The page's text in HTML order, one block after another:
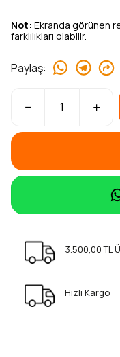
Not: Ekranda görünen
farklılıkları olabilir.
Paylaş:
3.500,00 TL
Hızlı Kargo